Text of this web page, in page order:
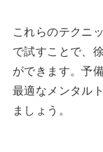
これらのテクニ
で試すことで、
ができます。予
最適なメンタル
ましょう。